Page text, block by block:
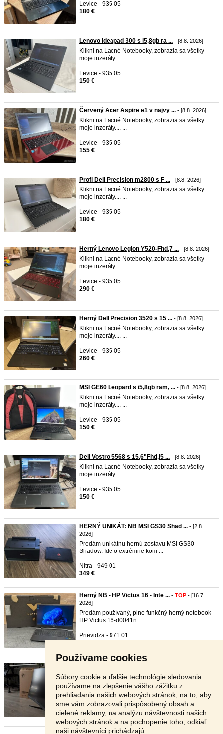
Používame cookies
Súbory cookie a ďalšie technológie sledovania
používame na zlepšenie vášho zážitku z
prehliadania našich webových stránok, na to, aby
sme vám zobrazovali prispôsobený obsah a
cielené reklamy, na analýzu návštevnosti našich
webových stránok a na pochopenie toho, odkiaľ
naši návštevníci prichádzajú.
Levice - 935 05
180 €
Lenovo Ideapad 300 s i5,8gb ra ... - [8.8. 2026]
Klikni na Lacné Notebooky, zobrazia sa všetky
moje inzeráty.... ...
Levice - 935 05
150 €
Červený Acer Aspire e1 v najvy ... - [8.8. 2026]
Klikni na Lacné Notebooky, zobrazia sa všetky
moje inzeráty.... ...
Levice - 935 05
155 €
Profi Dell Precision m2800 s F ... - [8.8. 2026]
Klikni na Lacné Notebooky, zobrazia sa všetky
moje inzeráty.... ...
Levice - 935 05
180 €
Herný Lenovo Legion Y520-Fhd,7 ... - [8.8. 2026]
Klikni na Lacné Notebooky, zobrazia sa všetky
moje inzeráty.... ...
Levice - 935 05
290 €
Herný Dell Precision 3520 s 15 ... - [8.8. 2026]
Klikni na Lacné Notebooky, zobrazia sa všetky
moje inzeráty.... ...
Levice - 935 05
260 €
MSI GE60 Leopard s i5,8gb ram, ... - [8.8. 2026]
Klikni na Lacné Notebooky, zobrazia sa všetky
moje inzeráty.... ...
Levice - 935 05
150 €
Dell Vostro 5568 s 15,6"Fhd,i5 ... - [8.8. 2026]
Klikni na Lacné Notebooky, zobrazia sa všetky
moje inzeráty.... ...
Levice - 935 05
150 €
HERNÝ UNIKÁT: NB MSI GS30 Shad ... - [2.8.
2026]
Predám unikátnu hernú zostavu MSI GS30
Shadow. Ide o extrémne kom ...
Nitra - 949 01
349 €
Herný NB - HP Victus 16 - Inte ... - TOP - [16.7.
2026]
Predám používaný, plne funkčný herný notebook
HP Victus 16-d0041n ...
Prievidza - 971 01
Predám herný monitor značky MSI G32XQ4 E2.
Rozlíšenie 2K, 2560 x ...
Galanta - 924 01
130 €